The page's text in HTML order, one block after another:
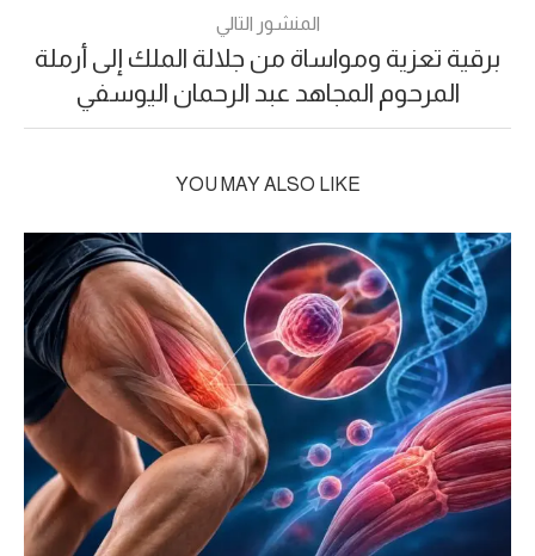
المنشور التالي
برقية تعزية ومواساة من جلالة الملك إلى أرملة
المرحوم المجاهد عبد الرحمان اليوسفي
YOU MAY ALSO LIKE